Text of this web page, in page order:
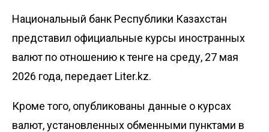
Национальный банк Республики Казахстан
представил официальные курсы иностранных
валют по отношению к тенге на среду, 27 мая
2026 года, передает Liter.kz.
Кроме того, опубликованы данные о курсах
валют, установленных обменными пунктами в